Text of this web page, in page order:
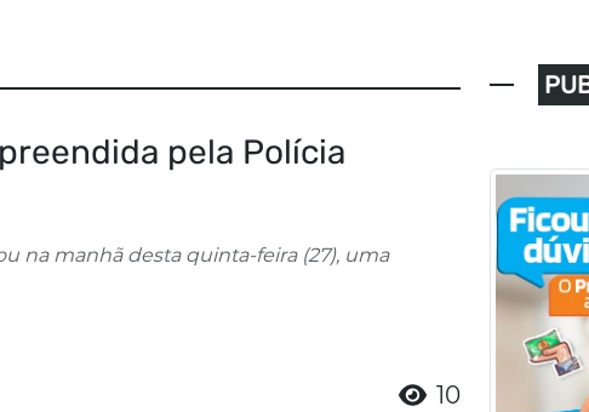
pela Polícia
na manhã desta quinta-feira (27), uma
10